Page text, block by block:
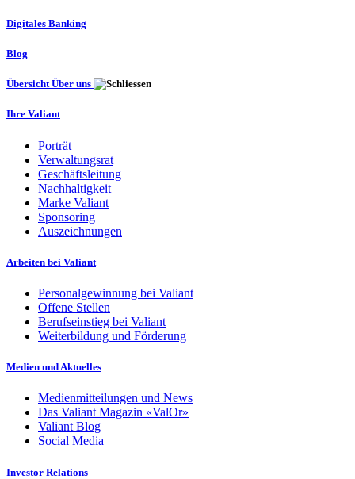
Digitales Banking
Blog
Übersicht Über uns
Ihre Valiant
Porträt
Verwaltungsrat
Geschäftsleitung
Nachhaltigkeit
Marke Valiant
Sponsoring
Auszeichnungen
Arbeiten bei Valiant
Personalgewinnung bei Valiant
Offene Stellen
Berufseinstieg bei Valiant
Weiterbildung und Förderung
Medien und Aktuelles
Medienmitteilungen und News
Das Valiant Magazin «ValOr»
Valiant Blog
Social Media
Investor Relations